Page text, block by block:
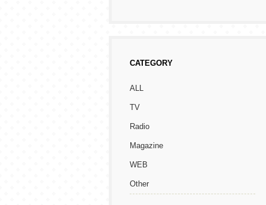
CATEGORY
ALL
TV
Radio
Magazine
WEB
Other